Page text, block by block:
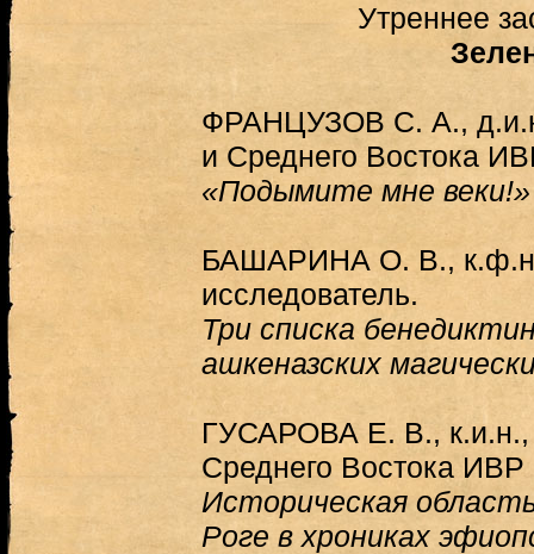
Утреннее
ФРАНЦУЗОВ С. А.,
и Среднего Востока
«Подымите мне
БАШАРИНА О. В.,
исследователь.
Три списка
ашкеназских
ГУСАРОВА Е. В., к.и.н.,
Среднего Востока
Историческая
Роге в хрониках